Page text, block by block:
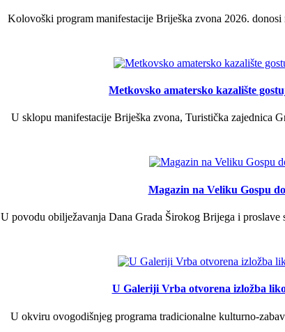
Kolovoški program manifestacije Briješka zvona 2026.
Metkovsko amatersko kazalište
U sklopu manifestacije Briješka zvona, Turistička zajednica
Magazin na Veliku Gospu
U povodu obilježavanja Dana Grada Širokog Brijega i
U Galeriji Vrba otvorena izložba
U okviru ovogodišnjeg programa tradicionalne kulturno-